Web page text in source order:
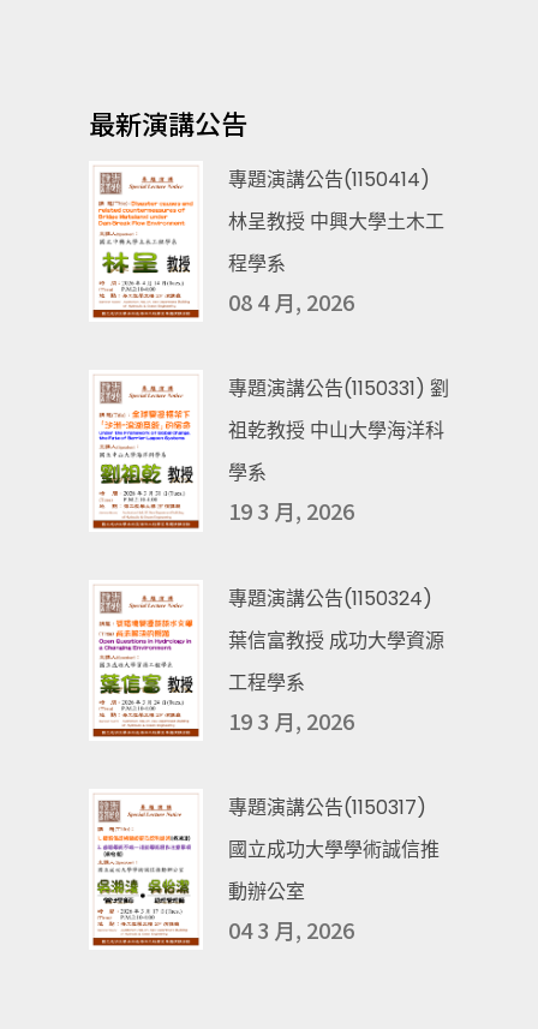
最新演講公告
專題演講公告(1150414)
林呈教授 中興大學土木工
程學系
08 4 月, 2026
專題演講公告(1150331) 劉
祖乾教授 中山大學海洋科
學系
19 3 月, 2026
專題演講公告(1150324)
葉信富教授 成功大學資源
工程學系
19 3 月, 2026
專題演講公告(1150317)
國立成功大學學術誠信推
動辦公室
04 3 月, 2026